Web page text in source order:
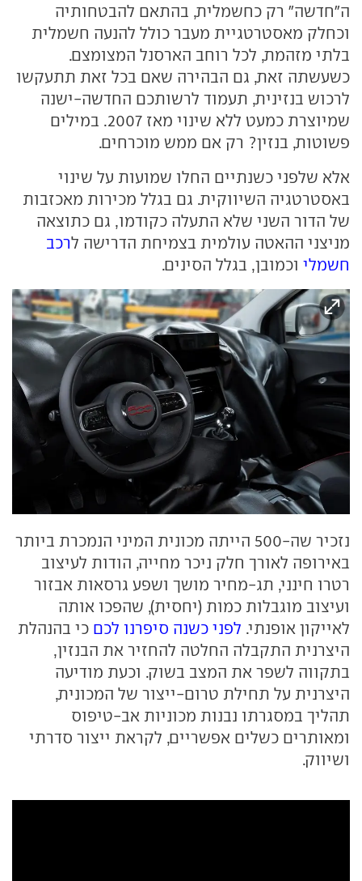
ה"חדשה" רק כחשמלית, בהתאם להבטחותיה
וכחלק מאסטרטגיית מעבר כולל להנעה חשמלית
בלתי מזהמת, לכל רוחב הארסנל המצומצם.
כשעשתה זאת, גם הבהירה שאם בכל זאת תתעקשו
לרכוש בנזינית, תעמוד לרשותכם החדשה-ישנה
שמיוצרת כמעט ללא שינוי מאז 2007. במילים
פשוטות, בנזין? רק אם ממש מוכרחים.
אלא שלפני כשנתיים החלו שמועות על שינוי
באסטרטגיה השיווקית. גם בגלל מכירות מאכזבות
של הדור השני שלא התעלה כקודמו, גם כתוצאה
מניצני ההאטה עולמית בצמיחת הדרישה לרכב
חשמלי וכמובן, בגלל הסינים.
נזכיר שה-500 הייתה מכונית המיני הנמכרת ביותר
באירופה לאורך חלק ניכר מחייה, הודות לעיצוב
רטרו חינני, תג-מחיר מושך ושפע גרסאות אבזור
ועיצוב מוגבלות כמות (יחסית), שהפכו אותה
לאייקון אופנתי. לפני כשנה סיפרנו לכם כי בהנהלת
היצרנית התקבלה החלטה להחזיר את הבנזין,
בתקווה לשפר את המצב בשוק. וכעת מודיעה
היצרנית על תחילת טרום-ייצור של המכונית,
תהליך במסגרתו נבנות מכוניות אב-טיפוס
ומאותרים כשלים אפשריים, לקראת ייצור סדרתי
ושיווק.